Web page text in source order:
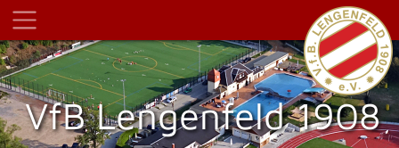
VfB Lengenfeld 1908